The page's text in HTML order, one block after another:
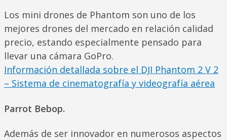
Los mini drones de Phantom son uno de los
mejores drones del mercado en relación calidad
precio, estando especialmente pensado para
llevar una cámara GoPro.
Información detallada sobre el DJI Phantom 2 V 2
– Sistema de cinematografía y videografía aérea
Parrot Bebop.
Además de ser innovador en numerosos aspectos